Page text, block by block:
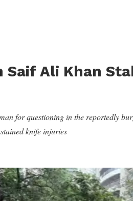
Saif Ali Khan
for questioning in the reportedly
knife injuries